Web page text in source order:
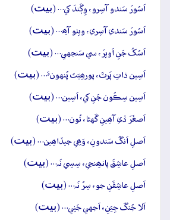
اَسُورَ سَندو آسِرو، وِڳَندَ کي… (بيت)
اَسُورَ سَندي آسِري، ويٺو آھِ… (بيت)
اَسُکُ جَنِ اَويرَ، سي سَنجهي… (بيت)
اَسِين ذاتِ پَرٽَ، پورھِيَتَ پُنهونءَ… (بيت)
اَسِين سِڪُون جَنِ کي، اَسِين… (بيت)
اَصغَرَ ڏي آھِينِ گَهڻا، تُون… (بيت)
اَصلِ اَنگُ سَندونِ، وَھِي جيڏاھِين… (بيت)
اَصلِ عاشِقَ پانھِنجي، سِسِي نَہ… (بيت)
اَصلِ عاشِقَنِ جو، سِرُ نَہ… (بيت)
اَلا جُنگَ جِيَنِ، اَجهي جَنِي… (بيت)